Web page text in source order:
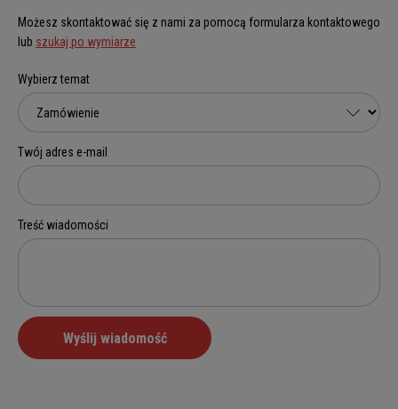
Możesz skontaktować się z nami za pomocą formularza kontaktowego
lub szukaj po wymiarze